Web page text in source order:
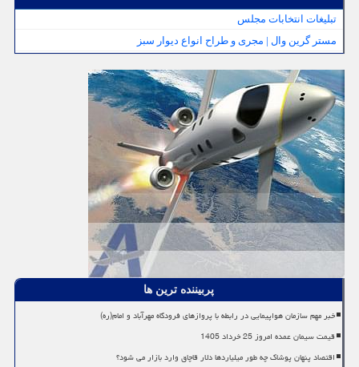
تبلیغات انتخابات مجلس
مستر گرین وال | مجری و طراح انواع دیوار سبز
پربیننده ترین ها
خبر مهم سازمان هواپیمایی در رابطه با پروازهای فرودگاه مهرآباد و امام(ره)
قیمت سیمان عمده امروز 25 خرداد 1405
اقتصاد پنهان پوشاک چه طور میلیاردها دلار قاچاق وارد بازار می شود؟